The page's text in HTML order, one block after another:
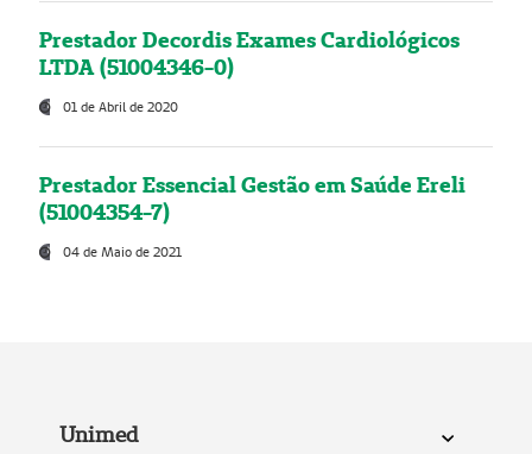
Prestador Decordis Exames Cardiológicos
LTDA (51004346-0)
01 de Abril de 2020
Prestador Essencial Gestão em Saúde Ereli
(51004354-7)
04 de Maio de 2021
Unimed